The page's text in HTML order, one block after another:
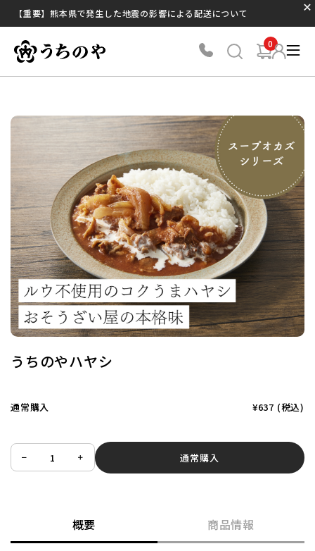
【重要】熊本県で発生した地震の影響による配送について
0
うちのやハヤシ
通常購入 ¥637 (税込)
通常購入
概要 商品情報